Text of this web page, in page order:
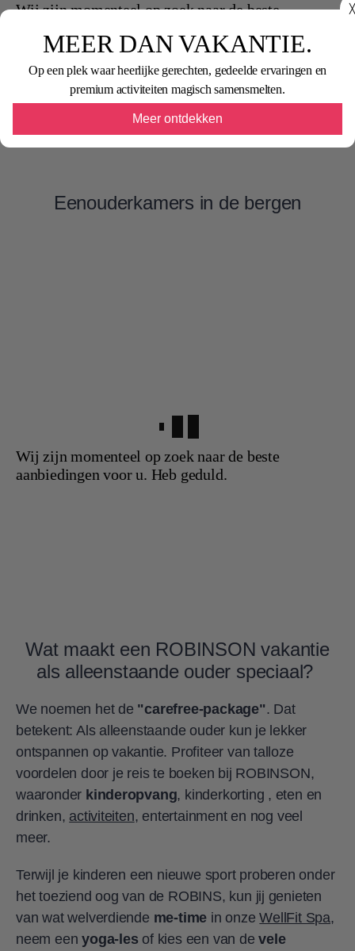
╳
MEER DAN VAKANTIE.
Op een plek waar heerlijke gerechten, gedeelde ervaringen en
premium activiteiten magisch samensmelten.
Meer ontdekken
Wij zijn momenteel op zoek naar de beste
Eenouderkamers in de bergen
Wij zijn momenteel op zoek naar de beste
aanbiedingen voor u. Heb geduld.
Wat maakt een ROBINSON vakantie
als alleenstaande ouder speciaal?
We noemen het de "carefree-package". Dat
betekent: Als alleenstaande ouder kun je lekker
ontspannen op vakantie. Profiteer van talloze
voordelen door je reis te boeken bij ROBINSON,
waaronder kinderopvang, kinderkorting , eten en
drinken, activiteiten, entertainment en nog veel
meer.
Terwijl je kinderen een nieuwe sport proberen onder
het toeziend oog van de ROBINS, kun jij genieten
van wat welverdiende me-time in onzeWellFit Spa,
neem eenyoga-les of kies een van devele